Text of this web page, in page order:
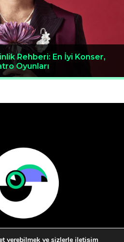
Rehberi: En İyi Konser,
Oyunları
verebilmek ve sizlerle iletişim